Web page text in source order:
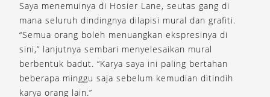
Saya menemuinya di Hosier Lane, seutas gang di
mana seluruh dindingnya dilapisi mural dan grafiti.
“Semua orang boleh menuangkan ekspresinya di
sini,” lanjutnya sembari menyelesaikan mural
berbentuk badut. “Karya saya ini paling bertahan
beberapa minggu saja sebelum kemudian ditindih
karya orang lain.”